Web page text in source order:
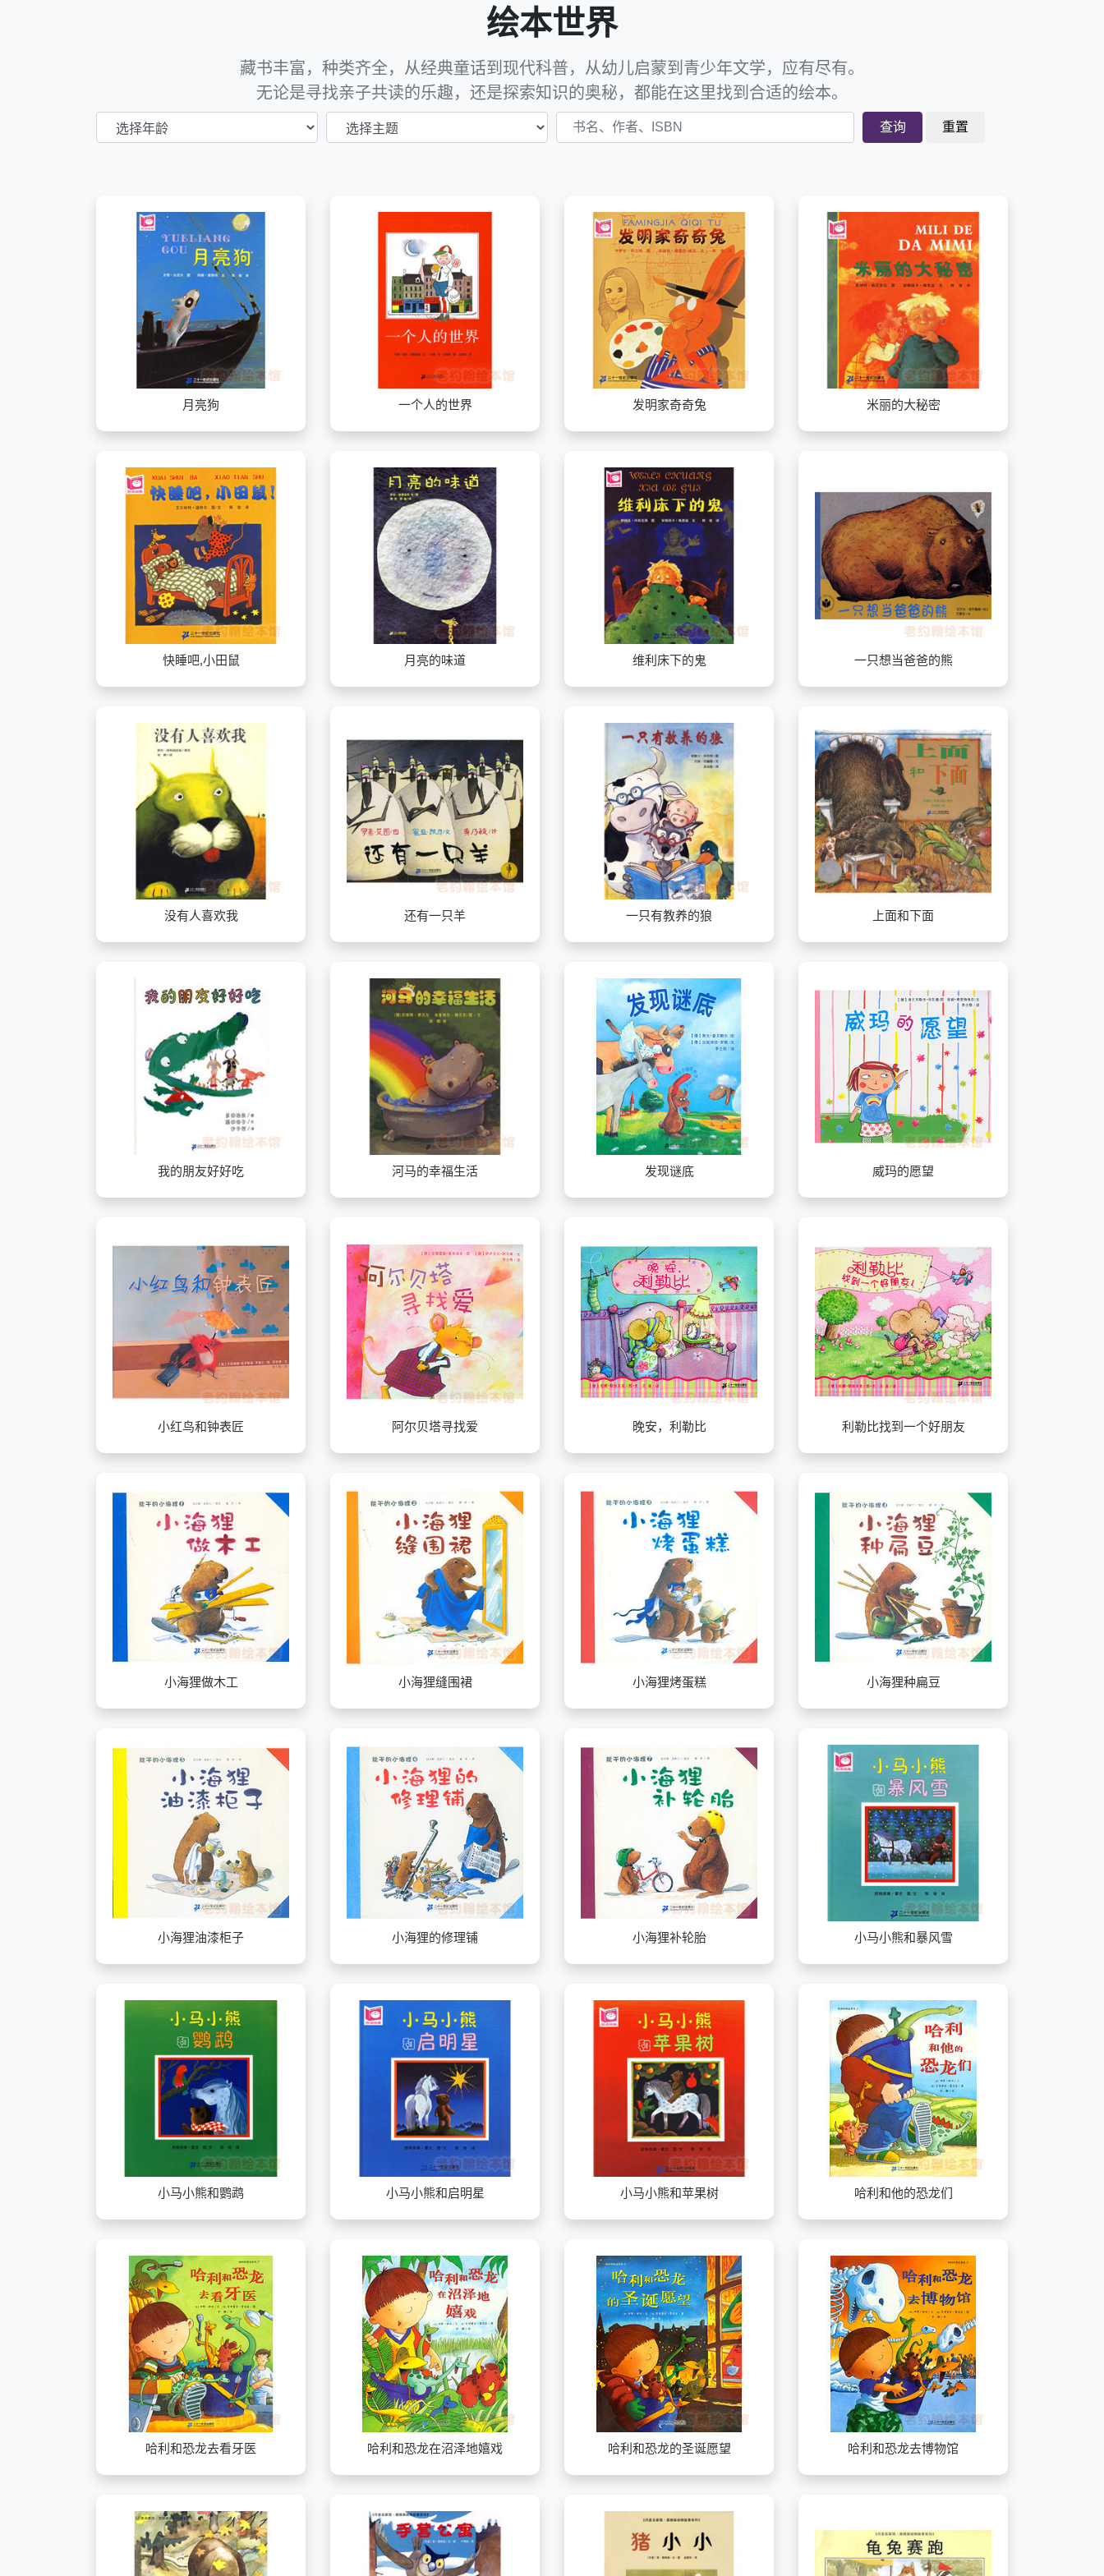
绘本世界
藏书丰富，种类齐全，从经典童话到现代科普，从幼儿启蒙到青少年文学，应有尽有。
无论是寻找亲子共读的乐趣，还是探索知识的奥秘，都能在这里找到合适的绘本。
查询 重置
月亮狗 一个人的世界 发明家奇奇兔 米丽的大秘密
快睡吧,小田鼠 月亮的味道 维利床下的鬼 一只想当爸爸的熊
没有人喜欢我 还有一只羊 一只有教养的狼 上面和下面
我的朋友好好吃 河马的幸福生活 发现谜底 威玛的愿望
小红鸟和钟表匠 阿尔贝塔寻找爱 晚安，利勒比 利勒比找到一个好朋友
小海狸做木工 小海狸缝围裙 小海狸烤蛋糕 小海狸种扁豆
小海狸油漆柜子 小海狸的修理铺 小海狸补轮胎 小马小熊和暴风雪
小马小熊和鹦鹉 小马小熊和启明星 小马小熊和苹果树 哈利和他的恐龙们
哈利和恐龙去看牙医 哈利和恐龙在沼泽地嬉戏 哈利和恐龙的圣诞愿望 哈利和恐龙去博物馆